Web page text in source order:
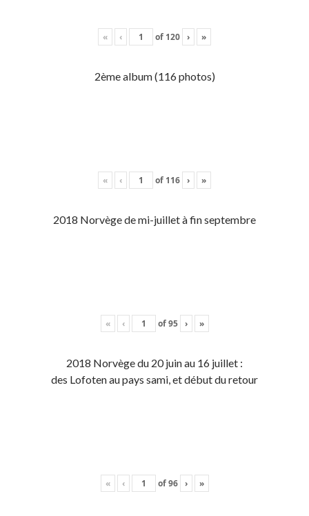
« ‹ of 120 › »
2ème album (116 photos)
« ‹ of 116 › »
2018 Norvège de mi-juillet à fin septembre
« ‹ of95 › »
2018 Norvège du 20 juin au 16 juillet :
des Lofoten au pays sami, et début du retour
« ‹ of96 › »